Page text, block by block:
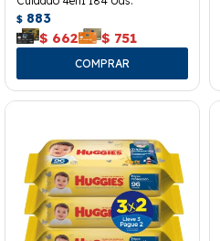
$ 883
$ 662 $ 751